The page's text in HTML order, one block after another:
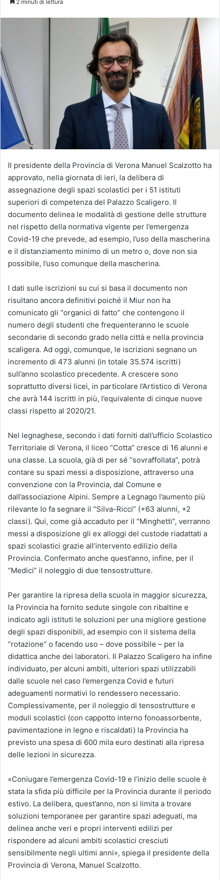
2 minuti di lettura
Il presidente della Provincia di Verona Manuel Scalzotto ha
approvato, nella giornata di ieri, la delibera di
assegnazione degli spazi scolastici per i 51 istituti
superiori di competenza del Palazzo Scaligero. Il
documento delinea le modalità di gestione delle strutture
nel rispetto della normativa vigente per l’emergenza
Covid-19 che prevede, ad esempio, l’uso della mascherina
e il distanziamento minimo di un metro o, dove non sia
possibile, l’uso comunque della mascherina.
I dati sulle iscrizioni su cui si basa il documento non
risultano ancora definitivi poiché il Miur non ha
comunicato gli “organici di fatto” che contengono il
numero degli studenti che frequenteranno le scuole
secondarie di secondo grado nella città e nella provincia
scaligera. Ad oggi, comunque, le iscrizioni segnano un
incremento di 473 alunni (in totale 35.574 iscritti)
sull’anno scolastico precedente. A crescere sono
soprattutto diversi licei, in particolare l’Artistico di Verona
che avrà 144 iscritti in più, l’equivalente di cinque nuove
classi rispetto al 2020/21.
Nel legnaghese, secondo i dati forniti dall’ufficio Scolastico
Territoriale di Verona, il liceo “Cotta” cresce di 16 alunni e
una classe. La scuola, già di per sé “sovraffollata”, potrà
contare su spazi messi a disposizione, attraverso una
convenzione con la Provincia, dal Comune e
dall’associazione Alpini. Sempre a Legnago l’aumento più
rilevante lo fa segnare il “Silva-Ricci” (+63 alunni, +2
classi). Qui, come già accaduto per il “Minghetti”, verranno
messi a disposizione gli ex alloggi del custode riadattati a
spazi scolastici grazie all’intervento edilizio della
Provincia. Confermato anche quest’anno, infine, per il
“Medici” il noleggio di due tensostrutture.
Per garantire la ripresa della scuola in maggior sicurezza,
la Provincia ha fornito sedute singole con ribaltine e
indicato agli istituti le soluzioni per una migliore gestione
degli spazi disponibili, ad esempio con il sistema della
“rotazione” o facendo uso – dove possibile – per la
didattica anche dei laboratori. Il Palazzo Scaligero ha infine
individuato, per alcuni ambiti, ulteriori spazi utilizzabili
dalle scuole nel caso l’emergenza Covid e futuri
adeguamenti normativi lo rendessero necessario.
Complessivamente, per il noleggio di tensostrutture e
moduli scolastici (con cappotto interno fonoassorbente,
pavimentazione in legno e riscaldati) la Provincia ha
previsto una spesa di 600 mila euro destinati alla ripresa
delle lezioni in sicurezza.
«Coniugare l’emergenza Covid-19 e l’inizio delle scuole è
stata la sfida più difficile per la Provincia durante il periodo
estivo. La delibera, quest’anno, non si limita a trovare
soluzioni temporanee per garantire spazi adeguati, ma
delinea anche veri e propri interventi edilizi per
rispondere ad alcuni ambiti scolastici cresciuti
sensibilmente negli ultimi anni», spiega il presidente della
Provincia di Verona, Manuel Scalzotto.